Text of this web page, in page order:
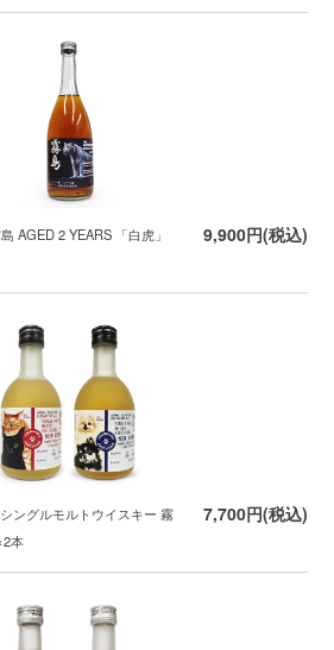
9,900円(税込)
AGED 2 YEARS 「白虎」
7,700円(税込)
ングルモルトウイスキー 霧
本